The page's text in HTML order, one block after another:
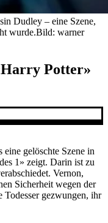
Dudley – eine Szene,
wurde.Bild: warner
Potter»
gelöschte Szene in
1» zeigt. Darin ist zu
Vernon,
Sicherheit wegen der
gezwungen, ihr